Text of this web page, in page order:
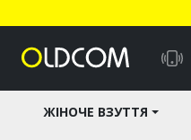
ЖІНОЧЕ ВЗУТТЯ